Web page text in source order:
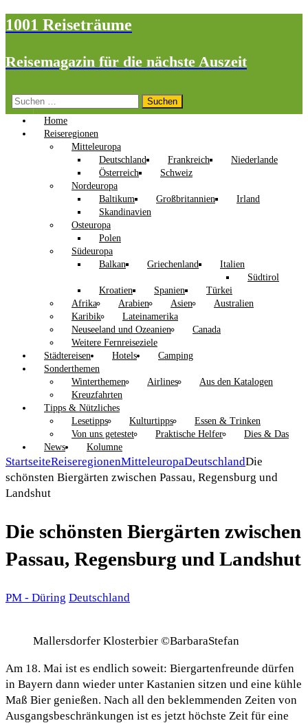
1001 Reiseträume
Reisemagazin für die nächste Auszeit
Suchen
nach:
Home
Reiseregionen
Mitteleuropa
Deutschland
Frankreich
Niederlande
Österreich
Schweiz
Nordeuropa
Baltikum
Großbritannien
Irland
Skandinavien
Osteuropa
Polen
Südeuropa
Balkan
Griechenland
Italien
Südtirol
Kroatien
Spanien
Türkei
Afrika
Arabien Asien
Australien
Karibik
Lateinamerika
Neuseeland und Ozeanien
Canada
Weitere Fernreiseziele
Städtereisen
Hotels
Camping
Sonderthemen
Winterthemen
Airlines
Aus den Katalogen
Kreuzfahrten
Tipps & Nützliches
Lesetipps
Kulturtipps
Essen & Trinken
Von uns getestet
Praktische Helfer
Dies & Das
News
Kolumne
StartseiteReiseregionenMitteleuropaDeutschlandDie
schönsten Biergärten zwischen Passau, Regensburg und
Landshut
Die schönsten Biergärten zwischen
Passau, Regensburg und Landshut
PM - Düring Deutschland
Mallersdorfer Klosterbier ©BarbaraStefan
Am 18. Mai ist es endlich soweit: Biergartenfreunde dürfen
in Bayern dann wieder unter Kastanien sitzen und eine kühle
Maß Bier genießen. Nach all den beklemmenden Zeiten von
Ausgangsbeschränkungen ist es jetzt höchste Zeit für eine